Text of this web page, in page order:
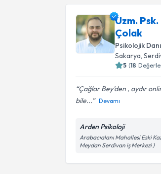
Uzm.
Çolak
Psikolojik
Sakarya,
5 (18
Çağlar Bey’den , aydır
bile...
Devamı
Arden Psikoloji
Arabacıalanı Mahallesi Eski
Meydan Serdivan iş Merkezi )